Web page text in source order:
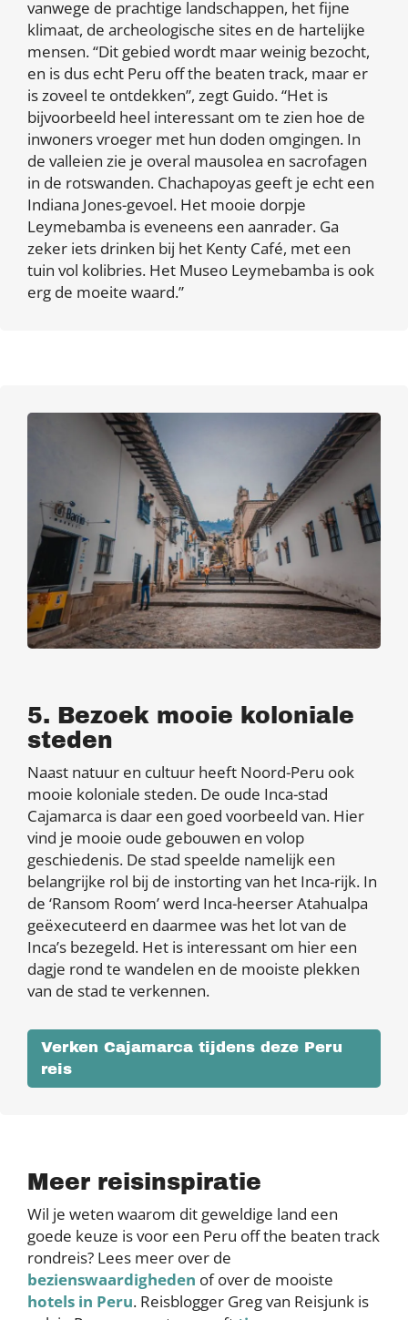
vanwege de prachtige landschappen, het fijne
klimaat, de archeologische sites en de hartelijke
mensen. “Dit gebied wordt maar weinig bezocht,
en is dus echt Peru off the beaten track, maar er
is zoveel te ontdekken”, zegt Guido. “Het is
bijvoorbeeld heel interessant om te zien hoe de
inwoners vroeger met hun doden omgingen. In
de valleien zie je overal mausolea en sacrofagen
in de rotswanden. Chachapoyas geeft je echt een
Indiana Jones-gevoel. Het mooie dorpje
Leymebamba is eveneens een aanrader. Ga
zeker iets drinken bij het Kenty Café, met een
tuin vol kolibries. Het Museo Leymebamba is ook
erg de moeite waard.”
5. Bezoek mooie koloniale
steden
Naast natuur en cultuur heeft Noord-Peru ook
mooie koloniale steden. De oude Inca-stad
Cajamarca is daar een goed voorbeeld van. Hier
vind je mooie oude gebouwen en volop
geschiedenis. De stad speelde namelijk een
belangrijke rol bij de instorting van het Inca-rijk. In
de ‘Ransom Room’ werd Inca-heerser Atahualpa
geëxecuteerd en daarmee was het lot van de
Inca’s bezegeld. Het is interessant om hier een
dagje rond te wandelen en de mooiste plekken
van de stad te verkennen.
Verken Cajamarca tijdens deze Peru
reis
Meer reisinspiratie
Wil je weten waarom dit geweldige land een
goede keuze is voor een Peru off the beaten track
rondreis? Lees meer over de
bezienswaardigheden of over de mooiste
hotels in Peru. Reisblogger Greg van Reisjunk is